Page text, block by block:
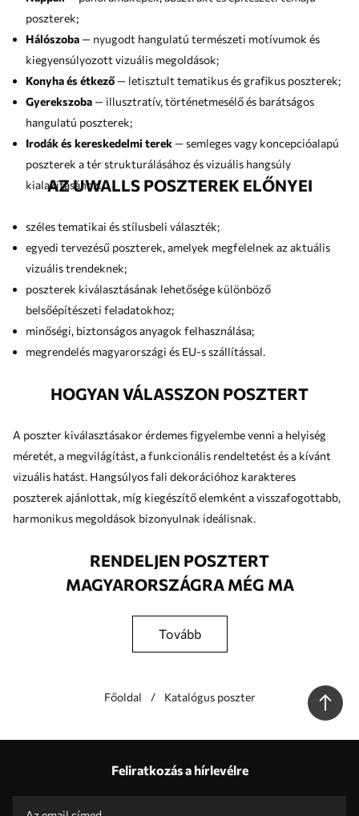
poszterek;
Hálószoba — nyugodt hangulatú természeti motívumok és
kiegyensúlyozott vizuális megoldások;
Konyha és étkező — letisztult tematikus és grafikus poszterek;
Gyerekszoba — illusztratív, történetmesélő és barátságos
hangulatú poszterek;
Irodák és kereskedelmi terek — semleges vagy koncepcióalapú
poszterek a tér strukturálásához és vizuális hangsúly
kialakításához.
AZ UWALLS POSZTEREK ELŐNYEI
széles tematikai és stílusbeli választék;
egyedi tervezésű poszterek, amelyek megfelelnek az aktuális
vizuális trendeknek;
poszterek kiválasztásának lehetősége különböző
belsőépítészeti feladatokhoz;
minőségi, biztonságos anyagok felhasználása;
megrendelés magyarországi és EU-s szállítással.
HOGYAN VÁLASSZON POSZTERT
A poszter kiválasztásakor érdemes figyelembe venni a helyiség
méretét, a megvilágítást, a funkcionális rendeltetést és a kívánt
vizuális hatást. Hangsúlyos fali dekorációhoz karakteres
poszterek ajánlottak, míg kiegészítő elemként a visszafogottabb,
harmonikus megoldások bizonyulnak ideálisnak.
RENDELJEN POSZTERT
MAGYARORSZÁGRA MÉG MA
tovább
Főoldal Katalógus poszter
Gyártás egyedi méretek szerint
Promo kódok kedvezményekkel rendelni!
Feliratkozás a hírlevélre